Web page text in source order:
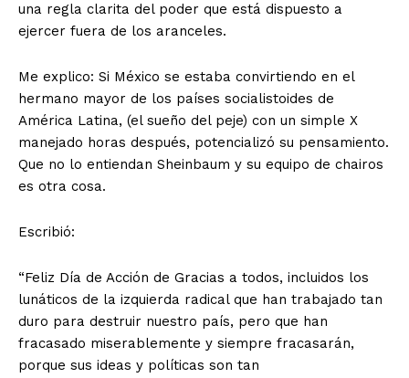
una regla clarita del poder que está dispuesto a
ejercer fuera de los aranceles.
Me explico: Si México se estaba convirtiendo en el
hermano mayor de los países socialistoides de
América Latina, (el sueño del peje) con un simple X
manejado horas después, potencializó su pensamiento.
Que no lo entiendan Sheinbaum y su equipo de chairos
es otra cosa.
Escribió:
“Feliz Día de Acción de Gracias a todos, incluidos los
lunáticos de la izquierda radical que han trabajado tan
duro para destruir nuestro país, pero que han
fracasado miserablemente y siempre fracasarán,
porque sus ideas y políticas son tan